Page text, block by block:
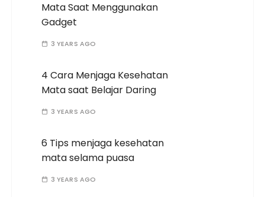
Mata Saat Menggunakan
Gadget
3 YEARS AGO
4 Cara Menjaga Kesehatan
Mata saat Belajar Daring
3 YEARS AGO
6 Tips menjaga kesehatan
mata selama puasa
3 YEARS AGO